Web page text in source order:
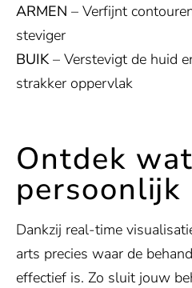
ARMEN – Verfijnt
steviger
BUIK– Verstevigt de huid
strakker oppervlak
Ontdek
Dankzij real-time
arts precies waar de
effectief is. Zo sluit jouw